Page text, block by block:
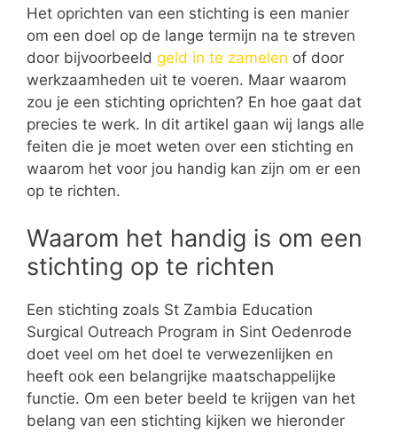
Het oprichten van een stichting is een manier
om een doel op de lange termijn na te streven
door bijvoorbeeld geld in te zamelen of door
werkzaamheden uit te voeren. Maar waarom
zou je een stichting oprichten? En hoe gaat dat
precies te werk. In dit artikel gaan wij langs alle
feiten die je moet weten over een stichting en
waarom het voor jou handig kan zijn om er een
op te richten.
Waarom het handig is om een
stichting op te richten
Een stichting zoals St Zambia Education
Surgical Outreach Program in Sint Oedenrode
doet veel om het doel te verwezenlijken en
heeft ook een belangrijke maatschappelijke
functie. Om een beter beeld te krijgen van het
belang van een stichting kijken we hieronder